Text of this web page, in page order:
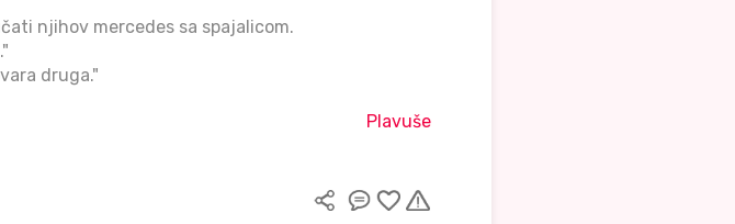
njihov mercedes sa spajalicom.
druga."
Plavuše